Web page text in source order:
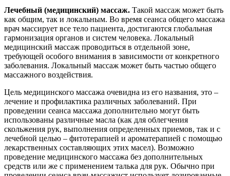
Лечебный (медицинский) массаж. Такой массаж может быть
как общим, так и локальным. Во время сеанса общего массажа
врач массирует все тело пациента, достигаются глобальная
гармонизация органов и систем человека. Локальный
медицинский массаж проводиться в отдельной зоне,
требующей особого внимания в зависимости от конкретного
заболевания. Локальный массаж может быть частью общего
массажного воздействия.
Цель медицинского массажа очевидна из его названия, это –
лечение и профилактика различных заболеваний. При
проведении сеанса массажа дополнительно могут быть
использованы различные масла (как для облегчения
скольжения рук, выполнения определенных приемов, так и с
лечебной целью – фитотерапией и ароматерапией с помощью
лекарственных составляющих этих масел). Возможно
проведение медицинского массажа без дополнительных
средств или же с применением талька для рук. Обычно при